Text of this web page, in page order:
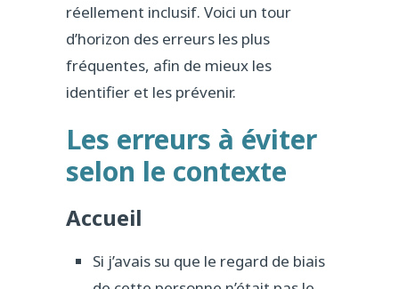
réellement inclusif. Voici un tour
d’horizon des erreurs les plus
fréquentes, afin de mieux les
identifier et les prévenir.
Les erreurs à éviter
selon le contexte
Accueil
Si j’avais su que le regard de biais